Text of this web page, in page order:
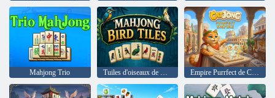
Mahjong Trio Tuiles d'oiseaux de Mahjong Empire Purrfect de Catjong